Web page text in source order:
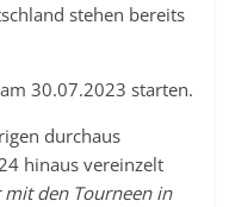
stehen bereits
30.07.2023 starten.
durchaus
hinaus vereinzelt
mit den Tourneen in